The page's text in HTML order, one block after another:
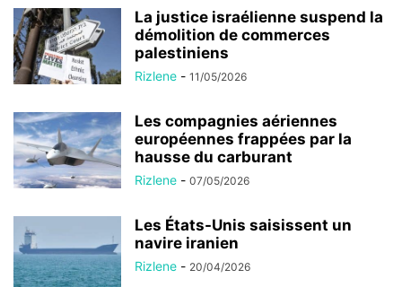
La justice israélienne suspend la
démolition de commerces
palestiniens
Rizlene - 11/05/2026
Les compagnies aériennes
européennes frappées par la
hausse du carburant
Rizlene - 07/05/2026
Les États-Unis saisissent un
navire iranien
Rizlene - 20/04/2026